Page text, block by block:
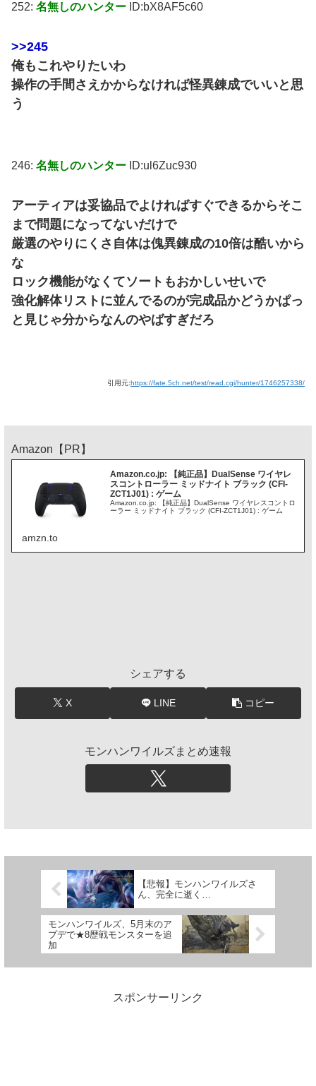
252: 名無しのハンター ID:bX8AF5c60
>>245
俺もこれやりたいわ
操作の手間さえかからなければ怪異錬成でいいと思
う
246: 名無しのハンター ID:ul6Zuc930
アーティアは妥協品でよければすぐできるからそこ
まで問題になってないだけで
厳選のやりにくさ自体は傀異錬成の10倍は酷いから
な
ロック機能がなくてソートもおかしいせいで
強化解体リストに並んでるのが完成品かどうかぱっ
と見じゃ分からなんのやばすぎだろ
引用元:https://fate.5ch.net/test/read.cgi/hunter/1746257338/
Amazon【PR】
Amazon.co.jp: 【純正品】DualSense ワイヤレ
スコントローラー ミッドナイト ブラック (CFI-
ZCT1J01) : ゲーム
Amazon.co.jp: 【純正品】DualSense ワイヤレスコントロ
ーラー ミッドナイト ブラック (CFI-ZCT1J01) : ゲーム
amzn.to
シェアする
X LINE コピー
モンハンワイルズまとめ速報
【悲報】モンハンワイルズさ
ん、完全に逝く…
モンハンワイルズ、5月末のア
プデで★8歴戦モンスターを追
加
スポンサーリンク